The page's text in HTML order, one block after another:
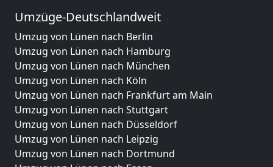
Umzüge-Deutschlandweit
Umzug von Lünen nach Berlin
Umzug von Lünen nach Hamburg
Umzug von Lünen nach München
Umzug von Lünen nach Köln
Umzug von Lünen nach Frankfurt am Main
Umzug von Lünen nach Stuttgart
Umzug von Lünen nach Düsseldorf
Umzug von Lünen nach Leipzig
Umzug von Lünen nach Dortmund